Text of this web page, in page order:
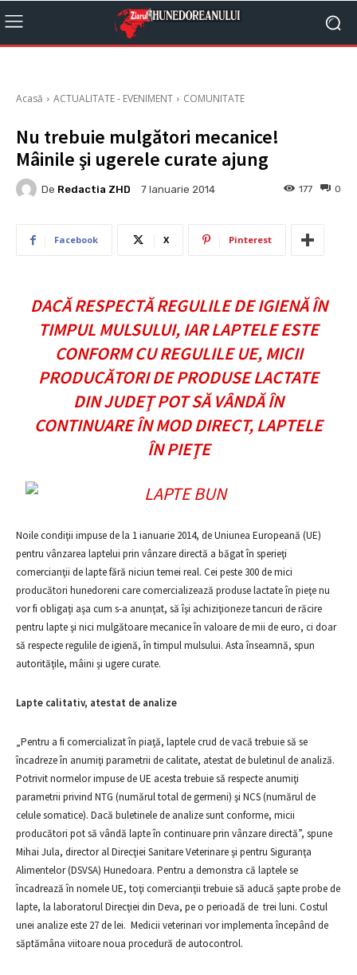
Acasă ACTUALITATE - EVENIMENT COMUNITATE
Nu trebuie mulgători mecanice!
Mâinile şi ugerele curate ajung
De Redactia ZHD 7 Ianuarie 2014 0
177
Facebook X Pinterest
DACĂ RESPECTĂ REGULILE DE IGIENĂ ÎN
TIMPUL MULSULUI, IAR LAPTELE ESTE
CONFORM CU REGULILE UE, MICII
PRODUCĂTORI DE PRODUSE LACTATE
DIN JUDEŢ POT SĂ VÂNDĂ ÎN
CONTINUARE ÎN MOD DIRECT, LAPTELE
ÎN PIEŢE
Noile condiţii impuse de la 1 ianuarie 2014, de Uniunea Europeană (UE)
pentru vânzarea laptelui prin vânzare directă a băgat în sperieţi
comercianţii de lapte fără niciun temei real. Cei peste 300 de mici
producători hunedoreni care comercializează produse lactate în pieţe nu
vor fi obligaţi aşa cum s-a anunţat, să îşi achiziţioneze tancuri de răcire
pentru lapte şi nici mulgătoare mecanice în valoare de mii de euro, ci doar
să respecte regulile de igienă, în timpul mulsului. Asta înseamnă, spun
autorităţile, mâini şi ugere curate.
Lapte calitativ, atestat de analize
„Pentru a fi comercializat în piaţă, laptele crud de vacă trebuie să se
încadreze în anumiţi parametrii de calitate, atestat de buletinul de analiză.
Potrivit normelor impuse de UE acesta trebuie să respecte anumiţi
parametrii privind NTG (numărul total de germeni) şi NCS (numărul de
celule somatice). Dacă buletinele de analize sunt conforme, micii
producători pot să vândă lapte în continuare prin vânzare directă”, spune
Mihai Jula, director al Direcţiei Sanitare Veterinare şi pentru Siguranţa
Alimentelor (DSVSA) Hunedoara. Pentru a demonstra că laptele se
încadrează în nomele UE, toţi comercianţii trebuie să aducă şapte probe de
lapte, la laboratorul Direcţiei din Deva, pe o perioadă de trei luni. Costul
unei analize este 27 de lei. Medicii veterinari vor implementa începând de
săptămâna viitoare noua procedură de autocontrol.